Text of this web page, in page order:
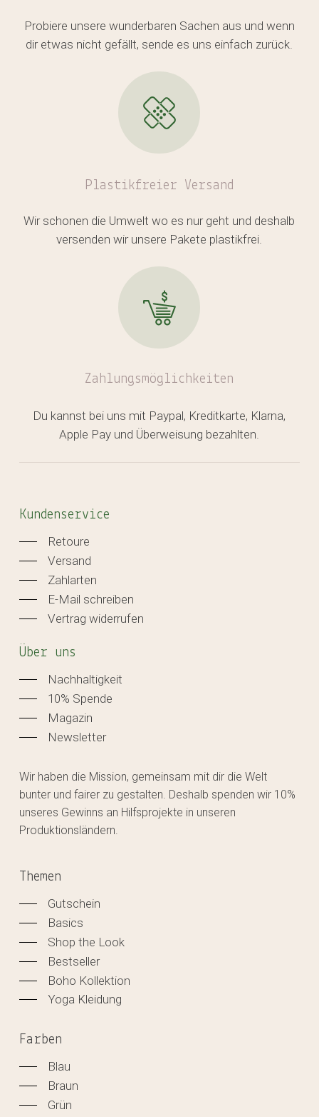
Es befinden sich keine Produkte
im Warenkorb.
Probiere unsere wunderbaren Sachen aus und wenn
dir etwas nicht gefällt, sende es uns einfach zurück.
Plastikfreier Versand
Wir schonen die Umwelt wo es nur geht und deshalb
versenden wir unsere Pakete plastikfrei.
Zahlungsmöglichkeiten
Du kannst bei uns mit Paypal, Kreditkarte, Klarna,
Apple Pay und Überweisung bezahlten.
Kundenservice
Retoure
Versand
Zahlarten
E-Mail schreiben
Vertrag widerrufen
Über uns
Nachhaltigkeit
10% Spende
Magazin
Newsletter
Wir haben die Mission, gemeinsam mit dir die Welt
bunter und fairer zu gestalten. Deshalb spenden wir 10%
unseres Gewinns an Hilfsprojekte in unseren
Produktionsländern.
Themen
Gutschein
Basics
Shop the Look
Bestseller
Boho Kollektion
Yoga Kleidung
Farben
Blau
Braun
Grün